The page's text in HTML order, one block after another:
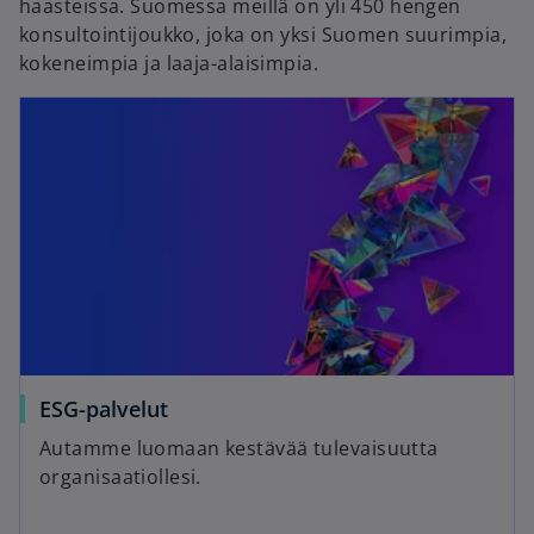
haasteissa. Suomessa meillä on yli 450 hengen
konsultointijoukko, joka on yksi Suomen suurimpia,
kokeneimpia ja laaja-alaisimpia.
ESG-palvelut
Autamme luomaan kestävää tulevaisuutta
organisaatiollesi.